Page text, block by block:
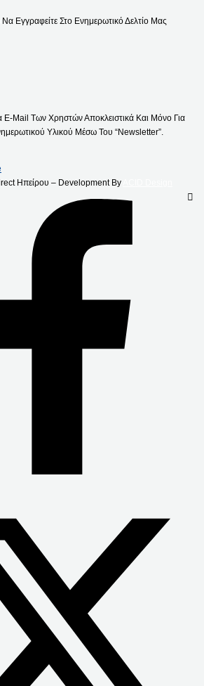
Να Εγγραφείτε Στο Ενημερωτικό Δελτίο Μας
E-Mail Των Χρηστών Αποκλειστικά Και Μόνο Για
Υλικού Μέσω Του “Newsletter”.
Ηπείρου – Development By